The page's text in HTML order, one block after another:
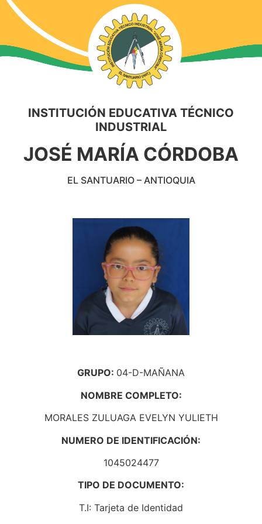
INSTITUCIÓN EDUCATIVA TÉCNICO
INDUSTRIAL
JOSÉ MARÍA CÓRDOBA
EL SANTUARIO – ANTIOQUIA
GRUPO: 04-D-MAÑANA
NOMBRE COMPLETO:
MORALES ZULUAGA EVELYN YULIETH
NUMERO DE IDENTIFICACIÓN:
1045024477
TIPO DE DOCUMENTO:
T.I: Tarjeta de Identidad